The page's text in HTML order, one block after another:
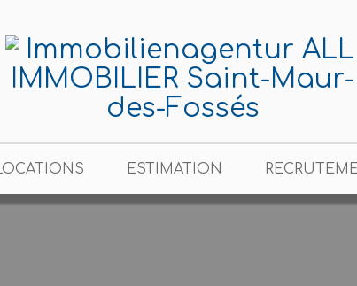
ESTIMATION